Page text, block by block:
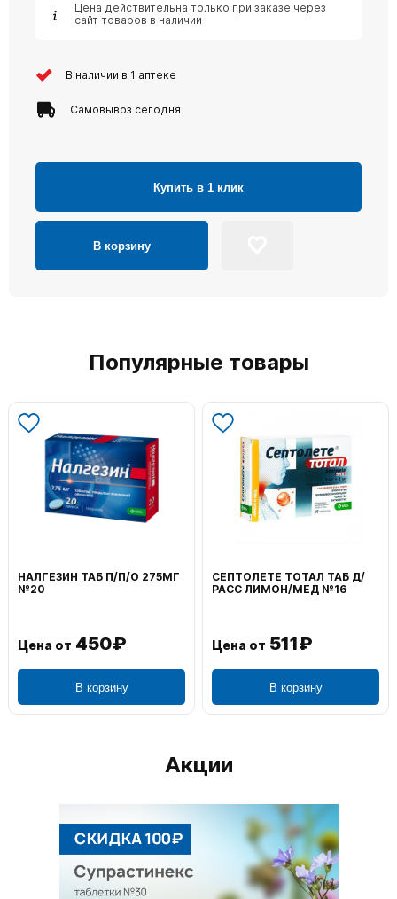
Цена действительна только при заказе через
сайт товаров в наличии
В наличии в 1 аптеке
Самовывоз сегодня
Купить в 1 клик
В корзину
Популярные товары
ТОТАЛ ТАБ Д/
МЕД №16
511₽
ВОЛЬТАРЕН ЭМУЛЬГЕЛЬ
НАРУЖ 2% 100Г
1 195₽
0,1% 50Г
Акции